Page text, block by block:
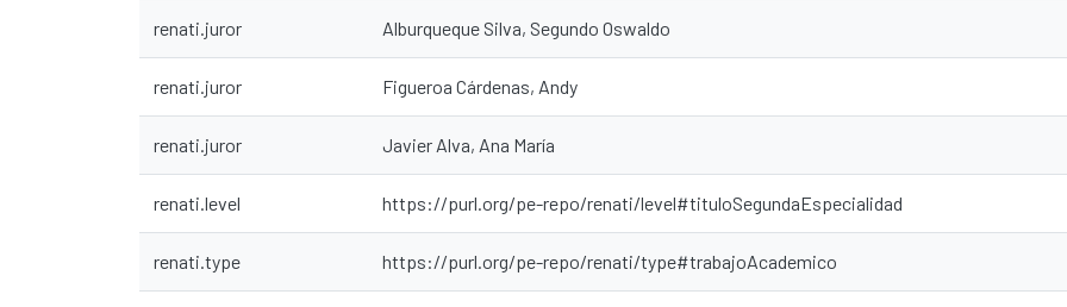
renati.juror Alburqueque Silva, Segundo Oswaldo
renati.juror Figueroa Cárdenas, Andy
renati.juror Javier Alva, Ana María
renati.level https://purl.org/pe-repo/renati/level#tituloSegundaEspecialidad
renati.type https://purl.org/pe-repo/renati/type#trabajoAcademico